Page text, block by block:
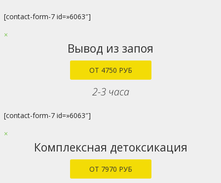
[contact-form-7 id=»6063″]
×
Вывод из запоя
ОТ 4750 РУБ
2-3 часа
[contact-form-7 id=»6063″]
×
Комплексная детоксикация
ОТ 7970 РУБ